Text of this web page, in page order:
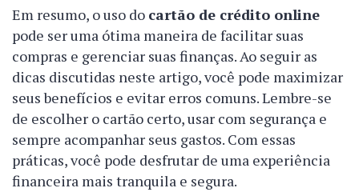
Em resumo, o uso do cartão de crédito online
pode ser uma ótima maneira de facilitar suas
compras e gerenciar suas finanças. Ao seguir as
dicas discutidas neste artigo, você pode maximizar
seus benefícios e evitar erros comuns. Lembre-se
de escolher o cartão certo, usar com segurança e
sempre acompanhar seus gastos. Com essas
práticas, você pode desfrutar de uma experiência
financeira mais tranquila e segura.